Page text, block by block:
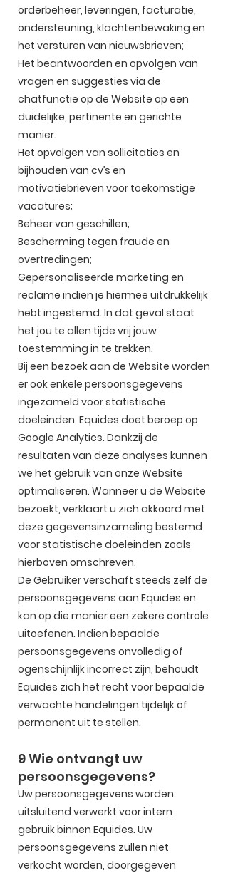
orderbeheer, leveringen, facturatie,
ondersteuning, klachtenbewaking en
het versturen van nieuwsbrieven;
Het beantwoorden en opvolgen van
vragen en suggesties via de
chatfunctie op de Website op een
duidelijke, pertinente en gerichte
manier.
Het opvolgen van sollicitaties en
bijhouden van cv’s en
motivatiebrieven voor toekomstige
vacatures;
Beheer van geschillen;
Bescherming tegen fraude en
overtredingen;
Gepersonaliseerde marketing en
reclame indien je hiermee uitdrukkelijk
hebt ingestemd. In dat geval staat
het jou te allen tijde vrij jouw
toestemming in te trekken.
Bij een bezoek aan de Website worden
er ook enkele persoonsgegevens
ingezameld voor statistische
doeleinden. Equides doet beroep op
Google Analytics. Dankzij de
resultaten van deze analyses kunnen
we het gebruik van onze Website
optimaliseren. Wanneer u de Website
bezoekt, verklaart u zich akkoord met
deze gegevensinzameling bestemd
voor statistische doeleinden zoals
hierboven omschreven.
De Gebruiker verschaft steeds zelf de
persoonsgegevens aan Equides en
kan op die manier een zekere controle
uitoefenen. Indien bepaalde
persoonsgegevens onvolledig of
ogenschijnlijk incorrect zijn, behoudt
Equides zich het recht voor bepaalde
verwachte handelingen tijdelijk of
permanent uit te stellen.
9 Wie ontvangt uw
persoonsgegevens?
Uw persoonsgegevens worden
uitsluitend verwerkt voor intern
gebruik binnen Equides. Uw
persoonsgegevens zullen niet
verkocht worden, doorgegeven